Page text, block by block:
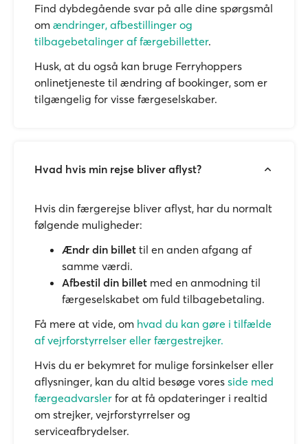
Find dybdegående svar på alle dine spørgsmål
om ændringer, afbestillinger og
tilbagebetalinger af færgebilletter.
Husk, at du også kan bruge Ferryhoppers
onlinetjeneste til ændring af bookinger, som er
tilgængelig for visse færgeselskaber.
Hvad hvis min rejse bliver aflyst?
Hvis din færgerejse bliver aflyst, har du normalt
følgende muligheder:
Ændr din billet til en anden afgang af
samme værdi.
Afbestil din billet med en anmodning til
færgeselskabet om fuld tilbagebetaling.
Få mere at vide, om hvad du kan gøre i tilfælde
af vejrforstyrrelser eller færgestrejker.
Hvis du er bekymret for mulige forsinkelser eller
aflysninger, kan du altid besøge vores side med
færgeadvarsler for at få opdateringer i realtid
om strejker, vejrforstyrrelser og
serviceafbrydelser.